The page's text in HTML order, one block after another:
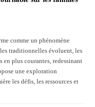
comme un phénomène
traditionnelles évoluent, les
plus courantes, redessinant
une exploration
les défis, les ressources et